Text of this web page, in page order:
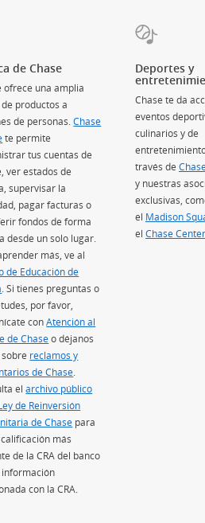
de Chase
ofrece una amplia
productos a
de personas.Chase
te permite
tus cuentas de
ver estados de
supervisar la
pagar facturas o
fondos de forma
desde un solo lugar.
más, ve al
de Educación de
(Se abre en superposición)
. Si tienes preguntas o
por favor,
conAtención al
de Chaseo déjanos
reclamos y
de Chase.
elarchivo público
de Reinversión
de Chase (Se abre en superposición)
para
más
de la CRA del banco
con la CRA.
Deportes y
Chase te da
eventos
culinarios y de
través de
y nuestras
exclusivas,
el Madison
el Chase Center